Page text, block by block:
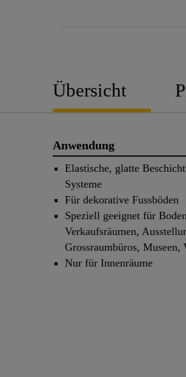
Übersicht
Anwendung
Elastische, glatte
Systeme
Für dekorative Fussböden
Speziell geeignet für
Verkaufsräumen,
Grossraumbüros, Museen,
Nur für Innenräume